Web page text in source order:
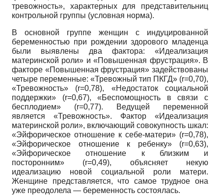
тревожность», характерных для представительниц
контрольной группы (условная норма).
В основной группе женщин с индуцированной
беременностью при рождении здорового младенца
были выявлены два фактора: «Идеализация
материнской роли» и «Повышенная фрустрация». В
факторе «Повышенная фрустрация» задействованы
четыре переменные: «Тревожный тип ПКГД» (r=0,70),
«Тревожность» (r=0,78), «Недостаток социальной
поддержки» (r=0,67), «Беспомощность в связи с
бесплодием» (r=0,77). Ведущей переменной
является «Тревожность». Фактор «Идеализация
материнской роли», включающий совокупность шкал:
«Эйфорическое отношение к себе-матери» (r=0,78),
«Эйфорическое отношение к ребенку» (r=0,63),
«Эйфорическое отношение к близким и
посторонним» (r=0,49), объясняет некую
идеализацию новой социальной роли матери.
Женщине представляется, что самое трудное она
уже преодолела — беременность состоялась.